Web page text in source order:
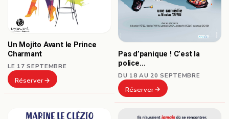
Un Mojito Avant le Prince
Charmant
LE 17 SEPTEMBRE
Réserver
Pas d’panique ! C’est la
police…
DU 18 AU 20 SEPTEMBRE
Réserver